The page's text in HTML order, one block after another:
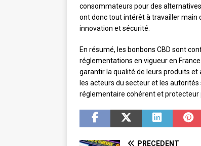
consommateurs pour des
ont donc tout intérêt à travailler main
innovation et sécurité.
En résumé, les bonbons CBD sont
réglementations en vigueur en
garantir la qualité de leurs produits
les acteurs du secteur et les
réglementaire cohérent et protecteur
PRÉCÉDENT